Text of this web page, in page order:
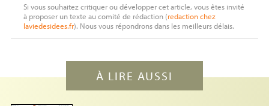
Si vous souhaitez critiquer ou développer cet article, vous êtes invité
à proposer un texte au comité de rédaction (redactionchez
laviedesidees.fr). Nous vous répondrons dans les meilleurs délais.
À LIRE AUSSI